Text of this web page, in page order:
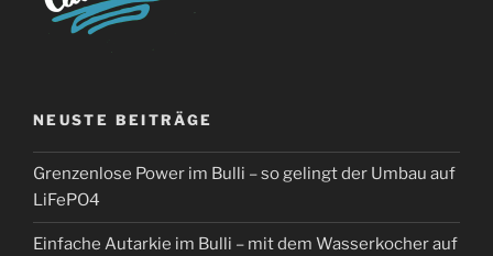
NEUSTE BEITRÄGE
Grenzenlose Power im Bulli – so gelingt der Umbau auf
LiFePO4
Einfache Autarkie im Bulli – mit dem Wasserkocher auf